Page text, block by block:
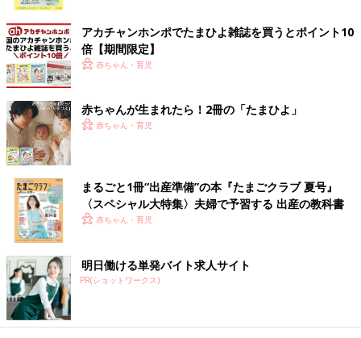
出典：Instagramアカウント「maichimom」
2023年に、大人も含め自転車に乗る際にはヘルメットの着用が
アカチャンホンポでたまひよ雑誌を買うとポイント10
倍【期間限定】
赤ちゃん・育児
赤ちゃんが生まれたら！2冊の「たまひよ」
赤ちゃん・育児
まるごと1冊“出産準備”の本『たまごクラブ 夏号』
〈スペシャル大特集〉夫婦で予習する 出産の教科書
赤ちゃん・育児
明日働ける単発バイト求人サイト
PR(ショットワークス)